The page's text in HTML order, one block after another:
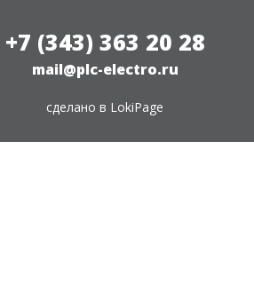
+7 (343) 363 20 28
mail@plc-electro.ru
сделано в LokiPage